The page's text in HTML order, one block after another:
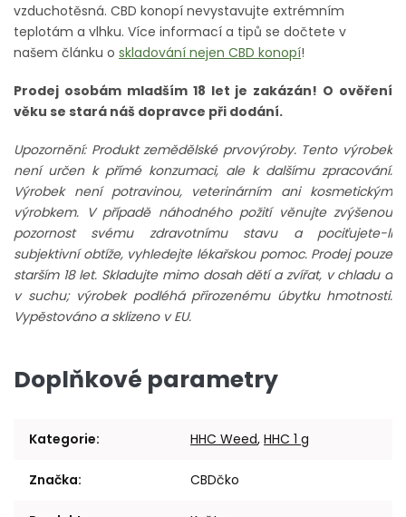
vzduchotěsná. CBD konopí nevystavujte extrémním
teplotám a vlhku. Více informací a tipů se dočtete v
našem článku o skladování nejen CBD konopí!
Prodej osobám mladším 18 let je zakázán! O ověření
věku se stará náš dopravce při dodání.
Upozornění: Produkt zemědělské prvovýroby. Tento výrobek
není určen k přímé konzumaci, ale k dalšímu zpracování.
Výrobek není potravinou, veterinárním ani kosmetickým
výrobkem. V případě náhodného požití věnujte zvýšenou
pozornost svému zdravotnímu stavu a pociťujete-li
subjektivní obtíže, vyhledejte lékařskou pomoc. Prodej pouze
starším 18 let. Skladujte mimo dosah dětí a zvířat, v chladu a
v suchu; výrobek podléhá přirozenému úbytku hmotnosti.
Vypěstováno a sklizeno v EU.
Doplňkové parametry
Kategorie: HHC Weed, HHC 1 g
Značka: CBDčko